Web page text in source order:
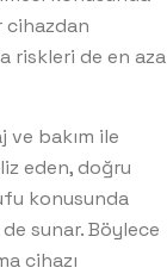
cihazdan
riskleri de en aza
ve bakım ile
eden, doğru
konusunda
sunar. Böylece
cihazı